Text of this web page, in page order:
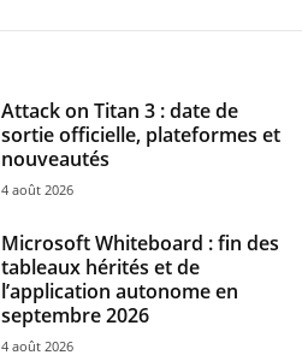
Attack on Titan 3 : date de
sortie officielle, plateformes et
nouveautés
4 août 2026
Microsoft Whiteboard : fin des
tableaux hérités et de
l’application autonome en
septembre 2026
4 août 2026